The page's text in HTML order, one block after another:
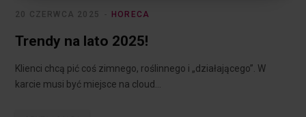
HORECA
20 CZERWCA 2025
Trendy na lato 2025!
Klienci chcą pić coś zimnego, roślinnego i „działającego”. W
karcie musi być miejsce na cloud…